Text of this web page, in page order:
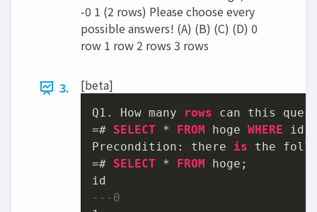
-0 1 (2 rows) Please choose every
possible answers! (A) (B) (C) (D) 0
row 1 row 2 rows 3 rows
3. [beta]
Q1. How many rows can this
=# SELECT * FROM hoge WHERE id
Precondition: there is the
=# SELECT * FROM hoge;
---0